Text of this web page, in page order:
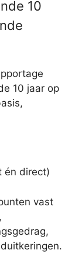
10
10 jaar op
én direct)
vast